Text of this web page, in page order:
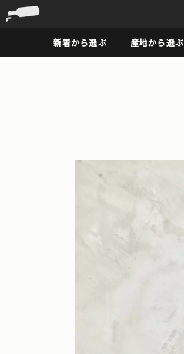
新着から選ぶ 産地から選ぶ